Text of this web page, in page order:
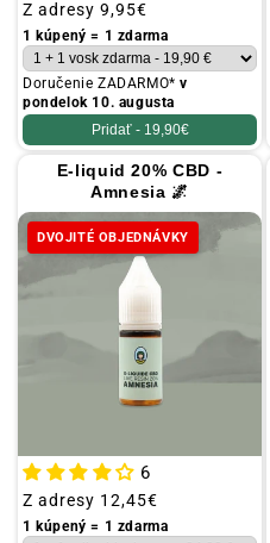
Obvyklá
cena
Z adresy 9,95€
1 kúpený = 1 zdarma
Doručenie ZADARMO*v
pondelok 10. augusta
Pridať - 19,90€
E-liquid 20% CBD -
Amnesia 🌌
DVOJITÉ OBJEDNÁVKY
6
Obvyklá
cena
Z adresy 12,45€
1 kúpený = 1 zdarma